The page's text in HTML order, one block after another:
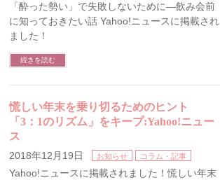
「酔った勢い」で失敗しないために―飲み会前
に知っておきたい話 Yahoo!ニュースに掲載され
ました！
続きを読む
慌しい年末を乗り切るためのヒント
「3：1のリズム」をキープ:Yahoo!ニュー
ス
2018年12月19日 お知らせ コラム・記事
Yahoo!ニュースに掲載されました！慌しい年末